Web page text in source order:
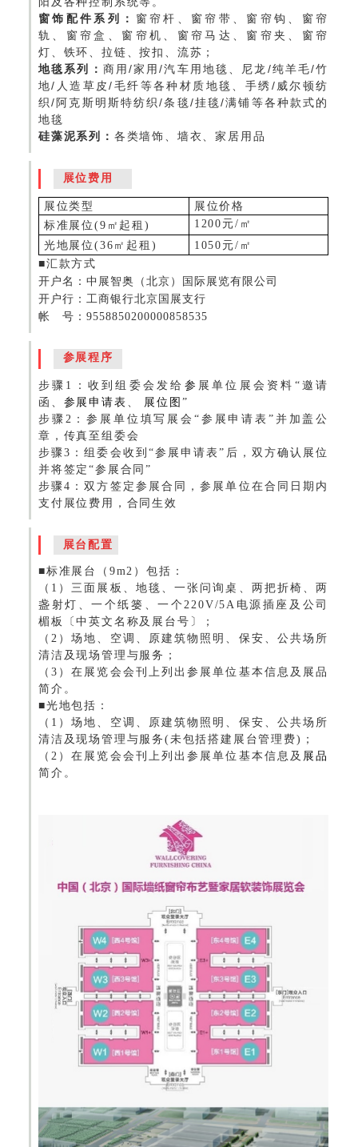
窗饰配件系列： 窗帘杆、窗帘带、窗帘钩、窗帘
轨、窗帘盒、窗帘机、窗帘马达、窗帘夹、窗帘
灯、铁环、拉链、按扣、流苏；
地毯系列： 商用/家用/汽车用地毯、尼龙/纯羊毛/竹
地/人造草皮/毛纤等各种材质地毯、手绣/威尔顿纺
织/阿克斯明斯特纺织/条毯/挂毯/满铺等各种款式的
地毯
硅藻泥系列： 各类墙饰、墙衣、家居用品
展位费用
展位类型
展位价格
标准展位(9 ㎡ 起租) 1200 元/㎡
光地展位(36 ㎡ 起租 ) 1050 元/㎡
■汇款方式
开户名：中展智奥（北京）国际展览有限公司
开户行：工商银行北京国展支行
帐 号：9558850200000858535
参展程序
步骤1：收到组委会发给 参 展单位展会资料“邀请
函、 参展申请表 展位图 ”
步骤2：参展单位填写展会“参展申请表”并加盖公
章，传真至组委会
步骤3：组委会收到“参展申请表”后，双方确认展位
并将签定“参展合同”
步骤4：双方签定参展合同，参展单位在合同日期内
支付展位费用，合同生效
展台配置
■标准展台（9m2）包括：
（1）三面展板、地毯、一张问询桌、两把折椅、两
盏射灯、一个纸篓、一个220V/5A电源插座及公司
楣板〔中英文名称及展台号〕；
（2）场地、空调、原建筑物照明、保安、公共场所
清洁及现场管理与服务；
（3）在展览会会刊上列出参展单位基本信息及展品
简介。
■光地包括：
（1）场地、空调、原建筑物照明、保安、公共场所
清洁及现场管理与服务(未包括搭建展台管理费)；
（2）在展览会会刊上列出参展单位基本信息及 展品
简介。